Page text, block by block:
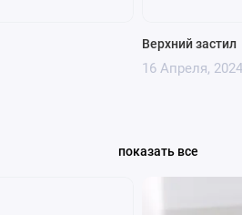
Верхний застил
16 Апреля, 2024
показать все